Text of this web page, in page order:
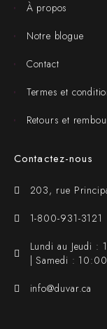
À propos
Notre blogue
Contact
Termes et
Retours et
Contactez-nous
203, rue
1-800-931-3121
Lundi au Jeudi
| Samedi :
info@duvar.ca